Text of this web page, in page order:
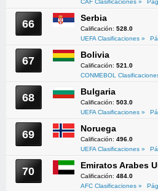
CAF Clasificaciones »
66 Serbia
Calificación: 528.0
UEFA Clasificaciones »
67 Bolivia
Calificación: 521.0
CONMEBOL
68 Bulgaria
Calificación: 503.0
UEFA Clasificaciones »
69 Noruega
Calificación: 496.0
UEFA Clasificaciones »
70 Emiratos Arabes
Calificación: 484.0
AFC Clasificaciones »